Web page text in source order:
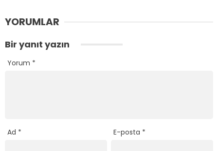
YORUMLAR
Bir yanıt yazın
Yorum *
Ad * E-posta *